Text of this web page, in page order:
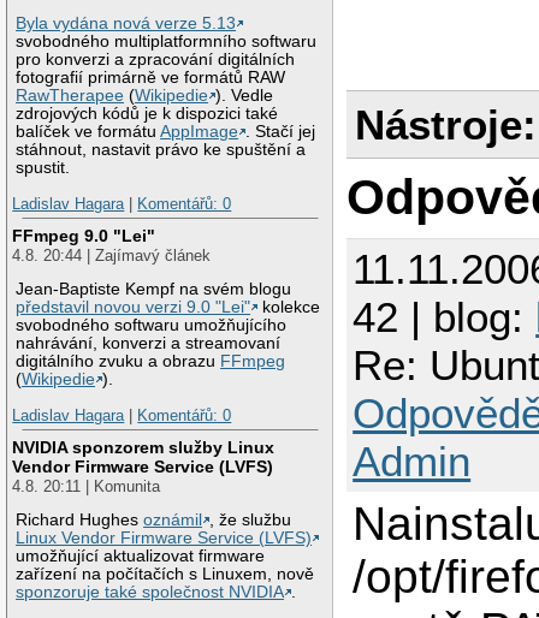
Byla vydána nová verze 5.13
svobodného multiplatformního softwaru
pro konverzi a zpracování digitálních
fotografií primárně ve formátů RAW
RawTherapee (Wikipedie ). Vedle
zdrojových kódů je k dispozici také
balíček ve formátuAppImage . Stačí jej
stáhnout, nastavit právo ke spuštění a
spustit.
Ladislav Hagara| Komentářů: 0
FFmpeg 9.0 "Lei"
4.8. 20:44 | Zajímavý článek
Jean-Baptiste Kempf na svém blogu
představil novou verzi 9.0 "Lei"
kolekce
svobodného softwaru umožňujícího
nahrávání, konverzi a streamovaní
digitálního zvuku a obrazu FFmpeg
(Wikipedie ).
Ladislav Hagara| Komentářů: 0
NVIDIA sponzorem služby Linux
Vendor Firmware Service (LVFS)
4.8. 20:11 | Komunita
Richard Hughesoznámil
, že službu
Linux Vendor Firmware Service (LVFS)
umožňující aktualizovat firmware
zařízení na počítačích s Linuxem, nově
sponzoruje také společnost NVIDIA .
Nástroje:
42 | blog:
Re:
Admin
/opt/